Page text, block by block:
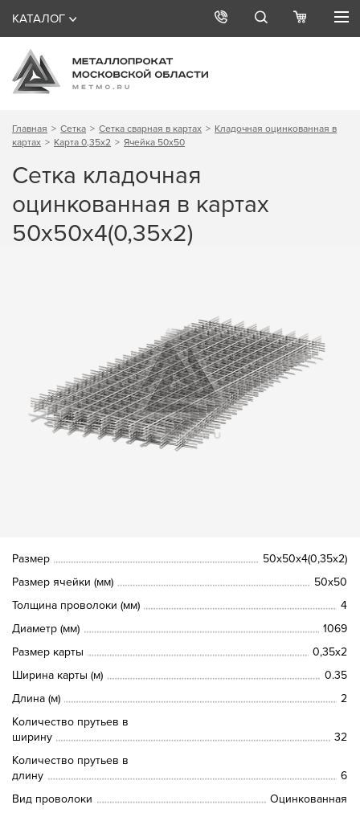
КАТАЛОГ
Главная Сетка Сетка сварная в картах
Кладочная оцинкованная в
картах
Карта 0,35х2 Ячейка 50х50
Сетка кладочная
оцинкованная в картах
50х50х4(0,35х2)
Размер
50х50х4(0,35х2)
Размер ячейки (мм)
50х50
Толщина проволоки (мм)
4
Диаметр (мм)
1069
Размер карты
0,35х2
Ширина карты (м)
0.35
Длина (м)
2
Количество прутьев в
ширину
32
Количество прутьев в
длину
6
Вид проволоки
Оцинкованная